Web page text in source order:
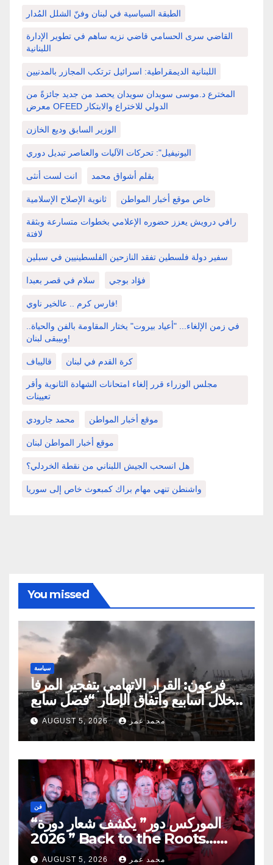
الطبقة السياسية في لبنان وفنّ الشلل المُدار
القاضي سرى الحسامي قاضي نزيه ساهم في تطوير الإدارة
اللبنانية
اللبنانية الديمقراطية: اسرائيل ترتكب المجازر بالمدنيين
المخترع د.موسى سويدان سويدان يحصد من جديد جائزةً من
معرض OFEED الدولي للاختراع والابتكار
الوزير السابق وديع الخازن
اليونيفيل": تحركات الآليات والعناصر تبديل دوري
انت لست أنثى بقلم أشواق محمد
ثانوية الإصلاح الإسلامية خاص موقع أخبار المواطن
رافي درويش يعزز حضوره الإعلامي بخطوات متسارعة وبثقة
لافتة
سفير دولة فلسطين تفقد النازحين الفلسطينيين في سبلين
سلام في قصر بعبدا فؤاد بوجي
فارس كرم .. عالخير ناوي!
في زمن الإلغاء... "أعياد بيروت" يختار المقاومة بالفن والحياة..
وبيبقى لبنان!
قاليباف كرة القدم في لبنان
مجلس الوزراء قرر إلغاء امتحانات الشهادة الثانوية وأقر
تعيينات
محمد جارودي موقع أخبار المواطن
موقع أخبار المواطن لبنان
هل انسحب الجيش اللبناني من نقطة الخردلي؟
واشنطن تنهي مهام براك كمبعوث خاص إلى سوريا
You missed
سياسة
فرعون: القرار الاتهامي بتفجير المرفأ
خلال أسابيع واتفاق الإطار “فصل سابع
ونصف”
AUGUST 5, 2026 محمد عمر
فن
“الموركس دور” يكشف شعار دورة
2026 ” Back to the Roots…
Eye on the Future “
AUGUST 5, 2026 محمد عمر